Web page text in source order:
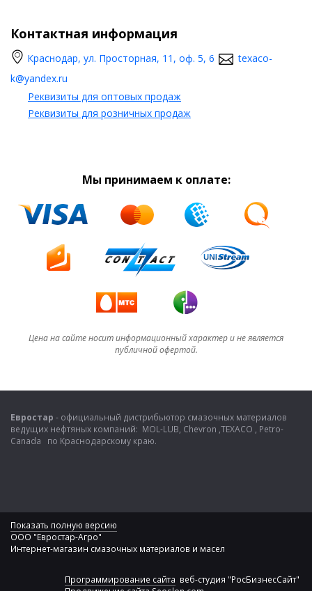
Контактная информация
Краснодар, ул. Просторная, 11, оф. 5, 6
texaco-
k@yandex.ru
Реквизиты для оптовых продаж
Реквизиты для розничных продаж
Мы принимаем к оплате:
Цена на сайте носит информационный характер и не является
публичной офертой.
Евростар - официальный дистрибьютор смазочных материалов
ведущих нефтяных компаний: MOL-LUB, Chevron ,TEXACO , Petro-
Canada по Краснодарскому краю.
Показать полную версию
ООО "Евростар-Агро"
Интернет-магазин смазочных материалов и масел
Программирование сайта веб-студия "РосБизнесСайт"